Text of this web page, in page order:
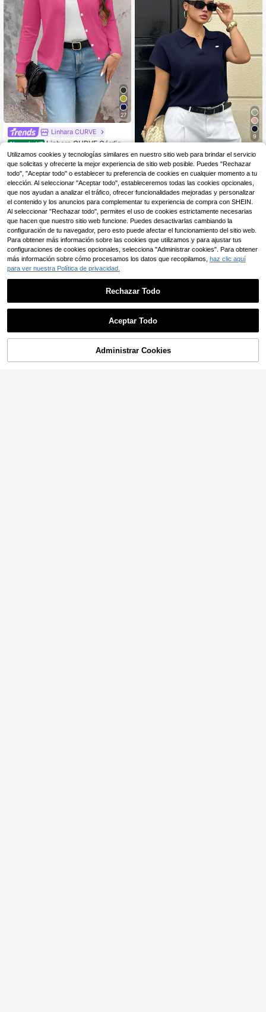
27
Linhara CURVE
Almacén UE Linhara CURVE Cárdiga
n diario de una sola tonalidad de ma
nga larga para mujer de tallas grand
es, para el invierno
15,99€
9
Dazy CURVE
Almacén UE Dazy Plus Blusa de punt
o holgada de unicolor con cuello m
edio abierto y manga corta, adecua
da para primavera y verano, talla gr
ande
15,83€
AÑADIR A LA BOLSA
Utilizamos cookies y tecnologías similares en nuestro sitio web para brindar el servicio
que solicitas y ofrecerte la mejor experiencia de sitio web posible. Puedes "Rechazar
todo", "Aceptar todo" o establecer tu preferencia de cookies en cualquier momento a tu
elección. Al seleccionar "Aceptar todo", estableceremos todas las cookies opcionales,
que nos ayudan a analizar el tráfico, ofrecer funcionalidades mejoradas y personalizar
el contenido y los anuncios para complementar tu experiencia de compra con SHEIN.
Al seleccionar "Rechazar todo", permites el uso de cookies estrictamente necesarias
que hacen que nuestro sitio web funcione. Puedes desactivarlas cambiando la
configuración de tu navegador, pero esto puede afectar el funcionamiento del sitio web.
Para obtener más información sobre las cookies que utilizamos y para ajustar tus
configuraciones de cookies opcionales, selecciona "Administrar cookies". Para obtener
más información sobre cómo procesamos los datos que recopilamos, haz clic aquí
para ver nuestra Política de privacidad.
Rechazar Todo
Aceptar Todo
Administrar Cookies